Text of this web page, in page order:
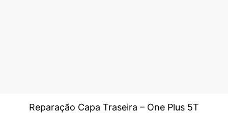
Reparação Capa Traseira – One Plus 5T